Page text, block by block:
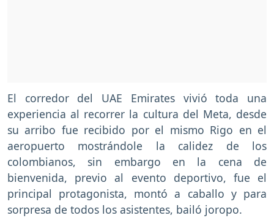
El corredor del UAE Emirates vivió toda una
experiencia al recorrer la cultura del Meta, desde
su arribo fue recibido por el mismo Rigo en el
aeropuerto mostrándole la calidez de los
colombianos, sin embargo en la cena de
bienvenida, previo al evento deportivo, fue el
principal protagonista, montó a caballo y para
sorpresa de todos los asistentes, bailó joropo.